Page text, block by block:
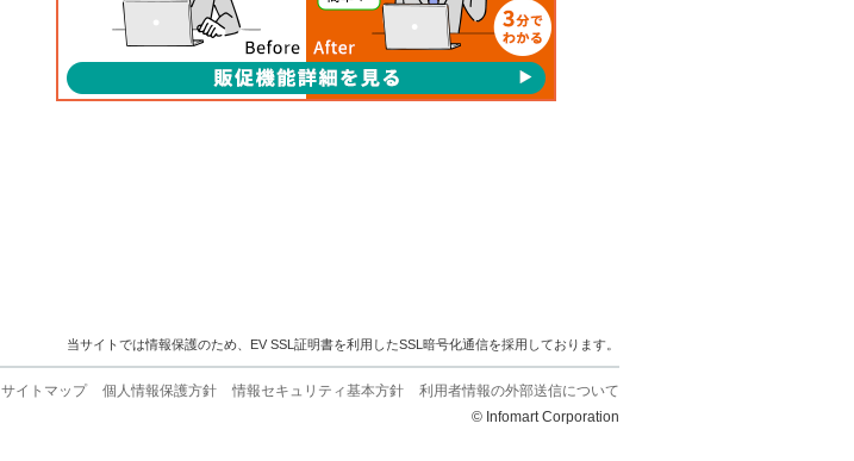
当サイトでは情報保護のため、EV SSL証明書を利用したSSL暗号化通信を採用しております。
サイトマップ 個人情報保護方針 情報セキュリティ基本方針
利用者情報の外部送信について
© Infomart Corporation